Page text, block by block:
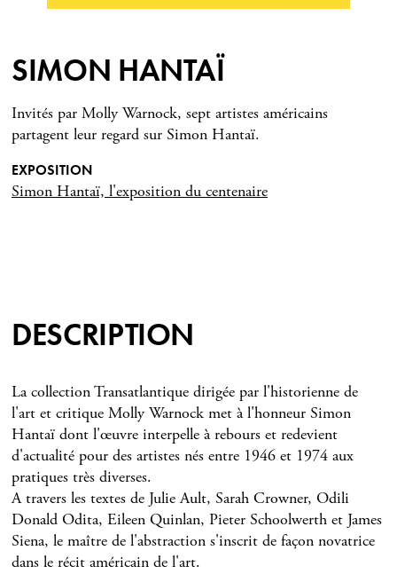
SIMON HANTAÏ
Invités par Molly Warnock, sept artistes américains
partagent leur regard sur Simon Hantaï.
EXPOSITION
Simon Hantaï, l'exposition du centenaire
DESCRIPTION
La collection Transatlantique dirigée par l'historienne de
l'art et critique Molly Warnock met à l'honneur Simon
Hantaï dont l'œuvre interpelle à rebours et redevient
d'actualité pour des artistes nés entre 1946 et 1974 aux
pratiques très diverses.
A travers les textes de Julie Ault, Sarah Crowner, Odili
Donald Odita, Eileen Quinlan, Pieter Schoolwerth et James
Siena, le maître de l'abstraction s'inscrit de façon novatrice
dans le récit américain de l'art.